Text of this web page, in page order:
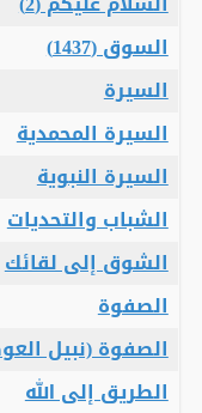
السوق (1437)
السيرة
السيرة المحمدية
السيرة النبوية
الشباب والتحديات
الشوق إلى لقائك
الصفوة
الصفوة (نبيل
الطريق إلى الله